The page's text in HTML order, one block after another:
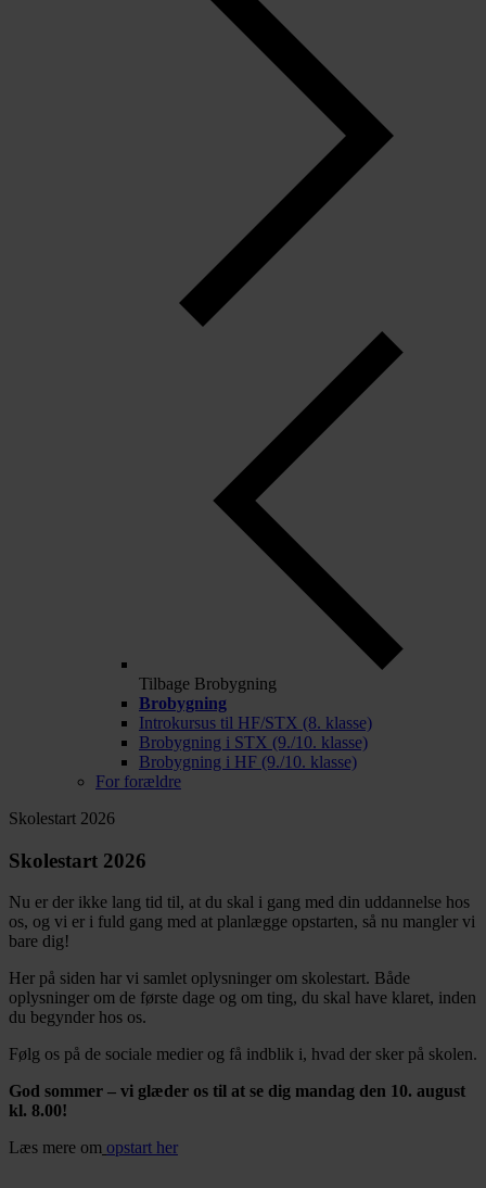
Tilbage Brobygning
Brobygning
Introkursus til HF/STX (8. klasse)
Brobygning i STX (9./10. klasse)
Brobygning i HF (9./10. klasse)
For forældre
Skolestart 2026
Skolestart 2026
Nu er der ikke lang tid til, at du skal i gang med din uddannelse hos
os, og vi er i fuld gang med at planlægge opstarten, så nu mangler vi
bare dig!
Her på siden har vi samlet oplysninger om skolestart. Både
oplysninger om de første dage og om ting, du skal have klaret, inden
du begynder hos os.
Følg os på de sociale medier og få indblik i, hvad der sker på skolen.
God sommer – vi glæder os til at se dig mandag den 10. august
kl. 8.00!
Læs mere om opstart her